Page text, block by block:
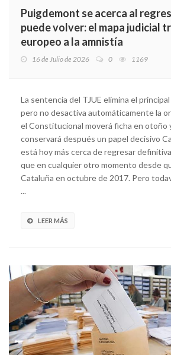
Puigdemont se acerca al
puede volver: el mapa judicial
europeo a la amnistía
16 de Julio de 2026 0 1169
La sentencia del TJUE elimina el
pero no desactiva automáticamente la
el Constitucional moverá ficha en otoño
conservará después un papel decisivo
está hoy más cerca de regresar
que en cualquier otro momento desde
Cataluña en octubre de 2017. Pero
...
LEER MÁS